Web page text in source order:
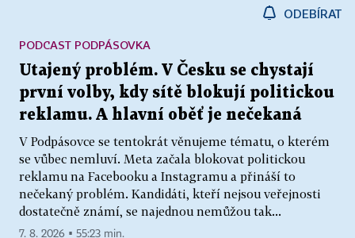
ODEBÍRAT
Utajený problém. V Česku se chystají
první volby, kdy sítě blokují politickou
reklamu. A hlavní oběť je nečekaná
V Podpásovce se tentokrát věnujeme tématu, o kterém
se vůbec nemluví. Meta začala blokovat politickou
reklamu na Facebooku a Instagramu a přináší to
nečekaný problém. Kandidáti, kteří nejsou veřejnosti
dostatečně známí, se najednou nemůžou tak...
PODCAST PODPÁSOVKA
7. 8. 2026 ▪ 55:23 min.